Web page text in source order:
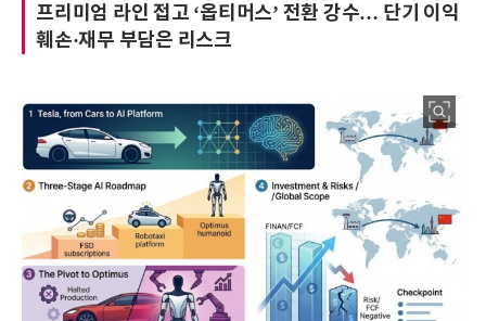
프리미엄 라인 접고 ‘옵티머스’ 전환 강수… 단기 이익
훼손·재무 부담은 리스크